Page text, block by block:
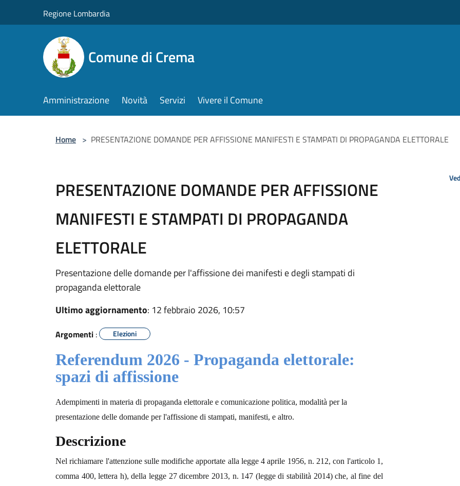
Regione Lombardia
Comune di Crema
Amministrazione Novità Servizi Vivere il Comune
Home > PRESENTAZIONE DOMANDE PER AFFISSIONE MANIFESTI E STAMPATI DI PROPAGANDA ELETTORALE
PRESENTAZIONE DOMANDE PER AFFISSIONE
MANIFESTI E STAMPATI DI PROPAGANDA
ELETTORALE
Presentazione delle domande per l'affissione dei manifesti e degli stampati di
propaganda elettorale
Ultimo aggiornamento: 12 febbraio 2026, 10:57
Argomenti : Elezioni
Referendum 2026 - Propaganda elettorale:
spazi di affissione
Adempimenti in materia di propaganda elettorale e comunicazione politica, modalità per la
presentazione delle domande per l'affissione di stampati, manifesti, e altro.
Descrizione
Nel richiamare l'attenzione sulle modifiche apportate alla legge 4 aprile 1956, n. 212, con l'articolo 1,
comma 400, lettera h), della legge 27 dicembre 2013, n. 147 (legge di stabilità 2014) che, al fine del